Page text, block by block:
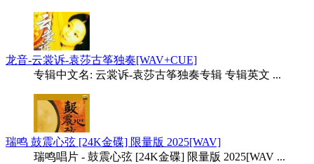
龙音-云裳诉-袁莎古筝独奏[WAV+CUE]
专辑中文名: 云裳诉-袁莎古筝独奏专辑 专辑英文 ...
瑞鸣 鼓震心弦 [24K金碟] 限量版 2025[WAV]
瑞鸣唱片 - 鼓震心弦 [24K金碟] 限量版 2025[WAV ...